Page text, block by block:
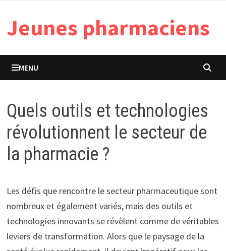
contenu
Jeunes pharmaciens
MENU
Quels outils et technologies
révolutionnent le secteur de
la pharmacie ?
Les défis que rencontre le secteur pharmaceutique sont
nombreux et également variés, mais des outils et
technologies innovants se révèlent comme de véritables
leviers de transformation. Alors que le paysage de la